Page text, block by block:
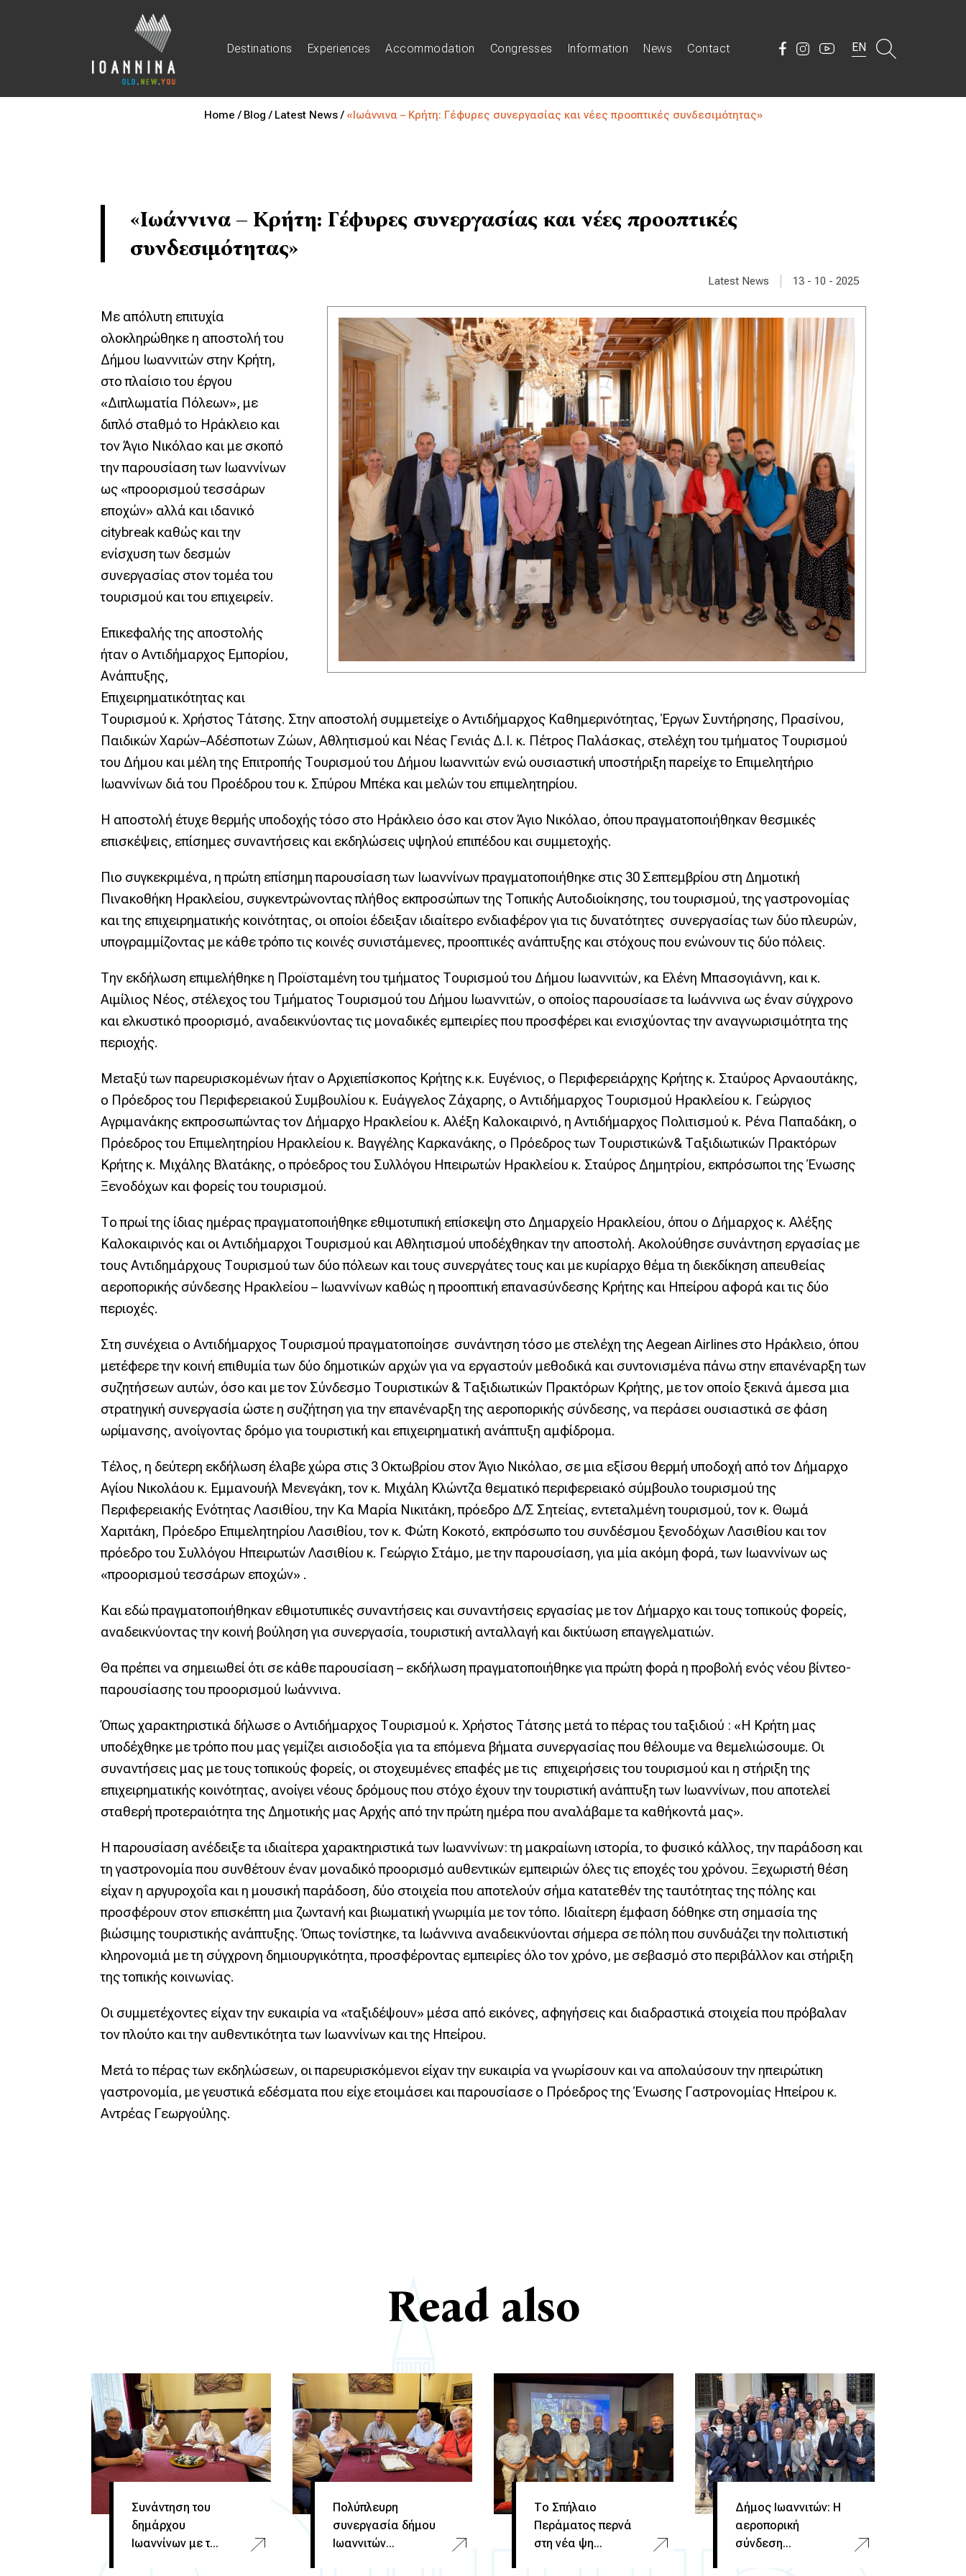
Destinations Experiences Accommodation Congresses Information News Contact EN
Home / Blog / Latest News / «Ιωάννινα – Κρήτη: Γέφυρες συνεργασίας και νέες προοπτικές συνδεσιμότητας»
«Ιωάννινα – Κρήτη: Γέφυρες συνεργασίας και νέες προοπτικές
συνδεσιμότητας»
Latest News | 13 - 10 - 2025
Με απόλυτη επιτυχία
ολοκληρώθηκε η αποστολή του
Δήμου Ιωαννιτών στην Κρήτη,
στο πλαίσιο του έργου
«Διπλωματία Πόλεων», με
διπλό σταθμό το Ηράκλειο και
τον Άγιο Νικόλαο και με σκοπό
την παρουσίαση των Ιωαννίνων
ως «προορισμού τεσσάρων
εποχών» αλλά και ιδανικό
citybreak καθώς και την
ενίσχυση των δεσμών
συνεργασίας στον τομέα του
τουρισμού και του επιχειρείν.
Επικεφαλής της αποστολής
ήταν ο Αντιδήμαρχος Εμπορίου,
Ανάπτυξης,
Επιχειρηματικότητας και
Τουρισμού κ. Χρήστος Τάτσης. Στην αποστολή συμμετείχε ο Αντιδήμαρχος Καθημερινότητας, Έργων Συντήρησης, Πρασίνου,
Παιδικών Χαρών–Αδέσποτων Ζώων, Αθλητισμού και Νέας Γενιάς Δ.Ι. κ. Πέτρος Παλάσκας, στελέχη του τμήματος Τουρισμού
του Δήμου και μέλη της Επιτροπής Τουρισμού του Δήμου Ιωαννιτών ενώ ουσιαστική υποστήριξη παρείχε το Επιμελητήριο
Ιωαννίνων διά του Προέδρου του κ. Σπύρου Μπέκα και μελών του επιμελητηρίου.
Η αποστολή έτυχε θερμής υποδοχής τόσο στο Ηράκλειο όσο και στον Άγιο Νικόλαο, όπου πραγματοποιήθηκαν θεσμικές
επισκέψεις, επίσημες συναντήσεις και εκδηλώσεις υψηλού επιπέδου και συμμετοχής.
Πιο συγκεκριμένα, η πρώτη επίσημη παρουσίαση των Ιωαννίνων πραγματοποιήθηκε στις 30 Σεπτεμβρίου στη Δημοτική
Πινακοθήκη Ηρακλείου, συγκεντρώνοντας πλήθος εκπροσώπων της Τοπικής Αυτοδιοίκησης, του τουρισμού, της γαστρονομίας
και της επιχειρηματικής κοινότητας, οι οποίοι έδειξαν ιδιαίτερο ενδιαφέρον για τις δυνατότητες συνεργασίας των δύο πλευρών,
υπογραμμίζοντας με κάθε τρόπο τις κοινές συνιστάμενες, προοπτικές ανάπτυξης και στόχους που ενώνουν τις δύο πόλεις.
Την εκδήλωση επιμελήθηκε η Προϊσταμένη του τμήματος Τουρισμού του Δήμου Ιωαννιτών, κα Ελένη Μπασογιάννη, και κ.
Αιμίλιος Νέος, στέλεχος του Τμήματος Τουρισμού του Δήμου Ιωαννιτών, ο οποίος παρουσίασε τα Ιωάννινα ως έναν σύγχρονο
και ελκυστικό προορισμό, αναδεικνύοντας τις μοναδικές εμπειρίες που προσφέρει και ενισχύοντας την αναγνωρισιμότητα της
περιοχής.
Μεταξύ των παρευρισκομένων ήταν ο Αρχιεπίσκοπος Κρήτης κ.κ. Ευγένιος, ο Περιφερειάρχης Κρήτης κ. Σταύρος Αρναουτάκης,
ο Πρόεδρος του Περιφερειακού Συμβουλίου κ. Ευάγγελος Ζάχαρης, ο Αντιδήμαρχος Τουρισμού Ηρακλείου κ. Γεώργιος
Αγριμανάκης εκπροσωπώντας τον Δήμαρχο Ηρακλείου κ. Αλέξη Καλοκαιρινό, η Αντιδήμαρχος Πολιτισμού κ. Ρένα Παπαδάκη, ο
Πρόεδρος του Επιμελητηρίου Ηρακλείου κ. Βαγγέλης Καρκανάκης, ο Πρόεδρος των Τουριστικών& Ταξιδιωτικών Πρακτόρων
Κρήτης κ. Μιχάλης Βλατάκης, ο πρόεδρος του Συλλόγου Ηπειρωτών Ηρακλείου κ. Σταύρος Δημητρίου, εκπρόσωποι της Ένωσης
Ξενοδόχων και φορείς του τουρισμού.
Το πρωί της ίδιας ημέρας πραγματοποιήθηκε εθιμοτυπική επίσκεψη στο Δημαρχείο Ηρακλείου, όπου ο Δήμαρχος κ. Αλέξης
Καλοκαιρινός και οι Αντιδήμαρχοι Τουρισμού και Αθλητισμού υποδέχθηκαν την αποστολή. Ακολούθησε συνάντηση εργασίας με
τους Αντιδημάρχους Τουρισμού των δύο πόλεων και τους συνεργάτες τους και με κυρίαρχο θέμα τη διεκδίκηση απευθείας
αεροπορικής σύνδεσης Ηρακλείου – Ιωαννίνων καθώς η προοπτική επανασύνδεσης Κρήτης και Ηπείρου αφορά και τις δύο
περιοχές.
Στη συνέχεια ο Αντιδήμαρχος Τουρισμού πραγματοποίησε συνάντηση τόσο με στελέχη της Aegean Airlines στο Ηράκλειο, όπου
μετέφερε την κοινή επιθυμία των δύο δημοτικών αρχών για να εργαστούν μεθοδικά και συντονισμένα πάνω στην επανέναρξη των
συζητήσεων αυτών, όσο και με τον Σύνδεσμο Τουριστικών & Ταξιδιωτικών Πρακτόρων Κρήτης, με τον οποίο ξεκινά άμεσα μια
στρατηγική συνεργασία ώστε η συζήτηση για την επανέναρξη της αεροπορικής σύνδεσης, να περάσει ουσιαστικά σε φάση
ωρίμανσης, ανοίγοντας δρόμο για τουριστική και επιχειρηματική ανάπτυξη αμφίδρομα.
Τέλος, η δεύτερη εκδήλωση έλαβε χώρα στις 3 Οκτωβρίου στον Άγιο Νικόλαο, σε μια εξίσου θερμή υποδοχή από τον Δήμαρχο
Αγίου Νικολάου κ. Εμμανουήλ Μενεγάκη, τον κ. Μιχάλη Κλώντζα θεματικό περιφερειακό σύμβουλο τουρισμού της
Περιφερειακής Ενότητας Λασιθίου, την Κα Μαρία Νικιτάκη, πρόεδρο Δ/Σ Σητείας, εντεταλμένη τουρισμού, τον κ. Θωμά
Χαριτάκη, Πρόεδρο Επιμελητηρίου Λασιθίου, τον κ. Φώτη Κοκοτό, εκπρόσωπο του συνδέσμου ξενοδόχων Λασιθίου και τον
πρόεδρο του Συλλόγου Ηπειρωτών Λασιθίου κ. Γεώργιο Στάμο, με την παρουσίαση, για μία ακόμη φορά, των Ιωαννίνων ως
«προορισμού τεσσάρων εποχών» .
Και εδώ πραγματοποιήθηκαν εθιμοτυπικές συναντήσεις και συναντήσεις εργασίας με τον Δήμαρχο και τους τοπικούς φορείς,
αναδεικνύοντας την κοινή βούληση για συνεργασία, τουριστική ανταλλαγή και δικτύωση επαγγελματιών.
Θα πρέπει να σημειωθεί ότι σε κάθε παρουσίαση – εκδήλωση πραγματοποιήθηκε για πρώτη φορά η προβολή ενός νέου βίντεο-
παρουσίασης του προορισμού Ιωάννινα.
Όπως χαρακτηριστικά δήλωσε ο Αντιδήμαρχος Τουρισμού κ. Χρήστος Τάτσης μετά το πέρας του ταξιδιού : «Η Κρήτη μας
υποδέχθηκε με τρόπο που μας γεμίζει αισιοδοξία για τα επόμενα βήματα συνεργασίας που θέλουμε να θεμελιώσουμε. Οι
συναντήσεις μας με τους τοπικούς φορείς, οι στοχευμένες επαφές με τις επιχειρήσεις του τουρισμού και η στήριξη της
επιχειρηματικής κοινότητας, ανοίγει νέους δρόμους που στόχο έχουν την τουριστική ανάπτυξη των Ιωαννίνων, που αποτελεί
σταθερή προτεραιότητα της Δημοτικής μας Αρχής από την πρώτη ημέρα που αναλάβαμε τα καθήκοντά μας».
Η παρουσίαση ανέδειξε τα ιδιαίτερα χαρακτηριστικά των Ιωαννίνων: τη μακραίωνη ιστορία, το φυσικό κάλλος, την παράδοση και
τη γαστρονομία που συνθέτουν έναν μοναδικό προορισμό αυθεντικών εμπειριών όλες τις εποχές του χρόνου. Ξεχωριστή θέση
είχαν η αργυροχοΐα και η μουσική παράδοση, δύο στοιχεία που αποτελούν σήμα κατατεθέν της ταυτότητας της πόλης και
προσφέρουν στον επισκέπτη μια ζωντανή και βιωματική γνωριμία με τον τόπο. Ιδιαίτερη έμφαση δόθηκε στη σημασία της
βιώσιμης τουριστικής ανάπτυξης. Όπως τονίστηκε, τα Ιωάννινα αναδεικνύονται σήμερα σε πόλη που συνδυάζει την πολιτιστική
κληρονομιά με τη σύγχρονη δημιουργικότητα, προσφέροντας εμπειρίες όλο τον χρόνο, με σεβασμό στο περιβάλλον και στήριξη
της τοπικής κοινωνίας.
Οι συμμετέχοντες είχαν την ευκαιρία να «ταξιδέψουν» μέσα από εικόνες, αφηγήσεις και διαδραστικά στοιχεία που πρόβαλαν
τον πλούτο και την αυθεντικότητα των Ιωαννίνων και της Ηπείρου.
Μετά το πέρας των εκδηλώσεων, οι παρευρισκόμενοι είχαν την ευκαιρία να γνωρίσουν και να απολαύσουν την ηπειρώτικη
γαστρονομία, με γευστικά εδέσματα που είχε ετοιμάσει και παρουσίασε ο Πρόεδρος της Ένωσης Γαστρονομίας Ηπείρου κ.
Αντρέας Γεωργούλης.
Read also
Συνάντηση του
δημάρχου
Ιωαννίνων με τ...
Πολύπλευρη
συνεργασία δήμου
Ιωαννιτών...
Το Σπήλαιο
Περάματος περνά
στη νέα ψη...
Δήμος Ιωαννιτών: Η
αεροπορική
σύνδεση...